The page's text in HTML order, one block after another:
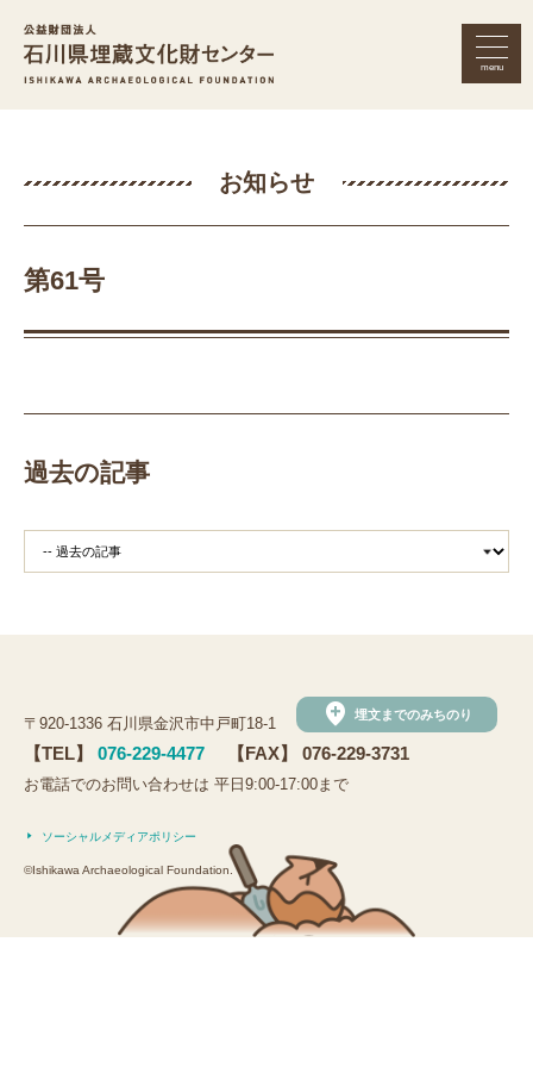
menu
お知らせ
第61号
過去の記事
〒920-1336 石川県金沢市中戸町18-1 add_location 埋文までのみちのり
【TEL】 076-229-4477 【FAX】 076-229-3731
お電話でのお問い合わせは 平日9:00-17:00まで
ソーシャルメディアポリシー
©Ishikawa Archaeological Foundation.